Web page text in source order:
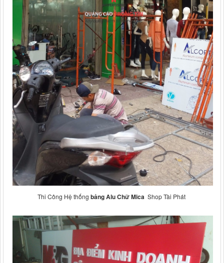
Thi Công Hệ thống bảng Alu Chữ Mica Shop Tài Phát